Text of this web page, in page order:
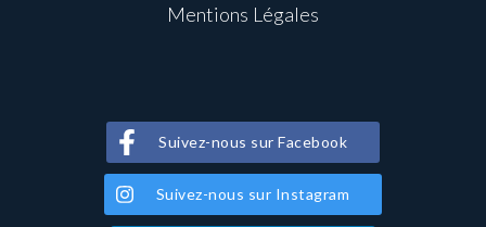
Mentions Légales
Suivez-nous sur Facebook
Suivez-nous sur Instagram